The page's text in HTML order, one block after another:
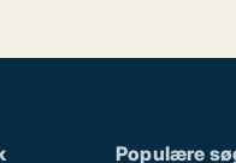
Populære